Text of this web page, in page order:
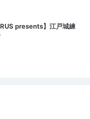
presents】江戸城練